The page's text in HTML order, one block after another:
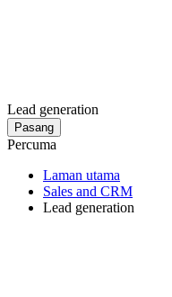
Lead generation
Pasang
Percuma
Laman utama
Sales and CRM
Lead generation